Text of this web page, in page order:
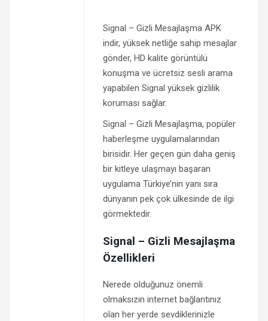
Signal – Gizli Mesajlaşma APK
indir, yüksek netliğe sahip mesajlar
gönder, HD kalite görüntülü
konuşma ve ücretsiz sesli arama
yapabilen Signal yüksek gizlilik
koruması sağlar.
Signal – Gizli Mesajlaşma, popüler
haberleşme uygulamalarından
birisidir. Her geçen gün daha geniş
bir kitleye ulaşmayı başaran
uygulama Türkiye’nin yanı sıra
dünyanın pek çok ülkesinde de ilgi
görmektedir.
Signal – Gizli Mesajlaşma
Özellikleri
Nerede olduğunuz önemli
olmaksızın internet bağlantınız
olan her yerde sevdiklerinizle